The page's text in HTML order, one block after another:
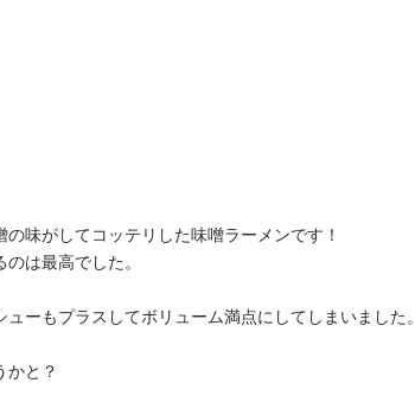
味がしてコッテリした味噌ラーメンです！
は最高でした。
ーもプラスしてボリューム満点にしてしまいました。
かと？